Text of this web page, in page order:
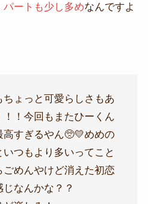
パートも少し多めなんですよ
ょっと可愛らしさもあ
！！今回もまたひーくん
すぎるやん🥺💛めめの
つもより多いってこと
ごめんやけど消えた初恋
なんかな？？